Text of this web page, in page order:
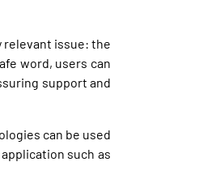
relevant issue: the
word, users can
support and
can be used
such as